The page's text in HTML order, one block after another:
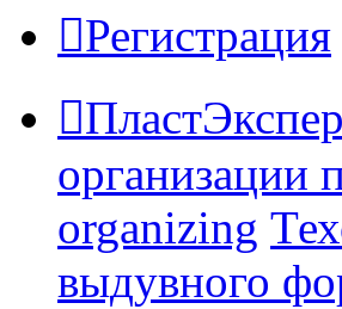
Регистрация
организации
organizing
выдувного